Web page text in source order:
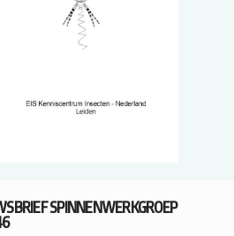
SPINNENWERKGROEP